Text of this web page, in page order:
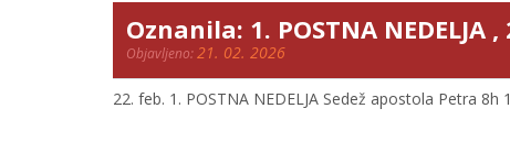
Oznanila: 1. POSTNA NEDELJA
Objavljeno:21. 02. 2026
22. feb. 1. POSTNA NEDELJA Sedež apostola Petra 8h